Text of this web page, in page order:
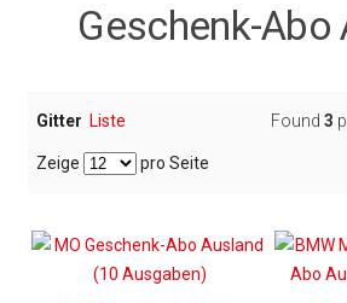
Geschenk-Abo
Gitter Liste Found 3
Zeige pro Seite